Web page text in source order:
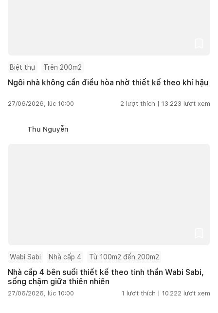
Biệt thự Trên 200m2
Ngôi nhà không cần điều hòa nhờ thiết kế theo khí hậu
27/06/2026, lúc 10:00 2 lượt thích | 13.223 lượt xem
Thu Nguyễn
Wabi Sabi Nhà cấp 4 Từ 100m2 đến 200m2
Nhà cấp 4 bên suối thiết kế theo tinh thần Wabi Sabi,
sống chậm giữa thiên nhiên
27/06/2026, lúc 10:00 1 lượt thích | 10.222 lượt xem